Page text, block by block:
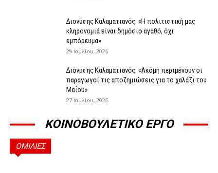
Διονύσης Καλαματιανός: «Η πολιτιστική μας
κληρονομιά είναι δημόσιο αγαθό, όχι
εμπόρευμα»
29 Ιουλίου, 2026
Διονύσης Καλαματιανός: «Ακόμη περιμένουν οι
παραγωγοί τις αποζημιώσεις για το χαλάζι του
Μαΐου»
27 Ιουλίου, 2026
ΚΟΙΝΟΒΟΥΛΕΤΙΚΟ ΕΡΓΟ
ΟΜΙΛΙΕΣ
ΟΜΙΛΊΕΣ